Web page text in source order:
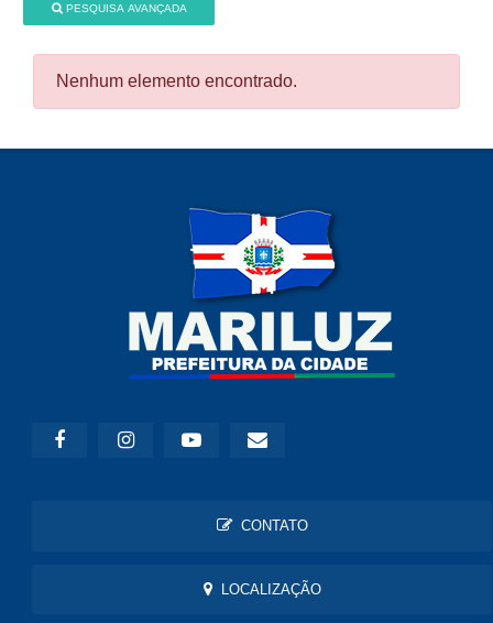
PESQUISA AVANÇADA
Nenhum elemento encontrado.
CONTATO
LOCALIZAÇÃO